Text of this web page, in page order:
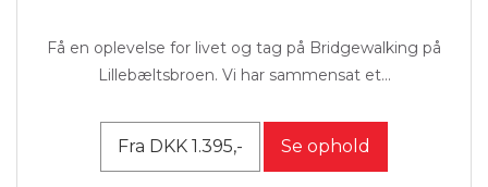
Få en oplevelse for livet og tag på Bridgewalking på
Lillebæltsbroen. Vi har sammensat et...
Fra DKK 1.395,- Se ophold